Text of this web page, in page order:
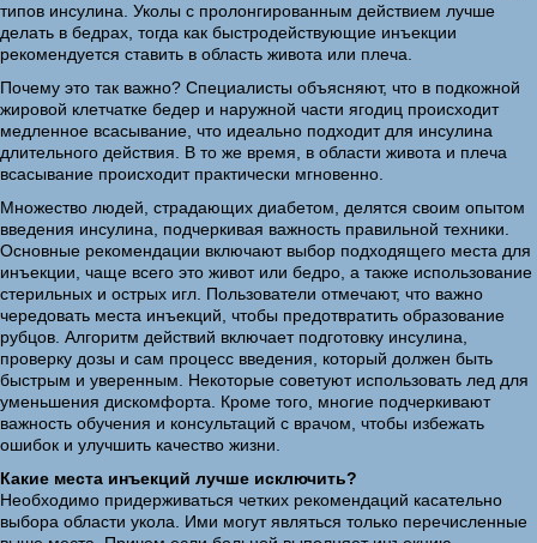
типов инсулина. Уколы с пролонгированным действием лучше
делать в бедрах, тогда как быстродействующие инъекции
рекомендуется ставить в область живота или плеча.
Почему это так важно? Специалисты объясняют, что в подкожной
жировой клетчатке бедер и наружной части ягодиц происходит
медленное всасывание, что идеально подходит для инсулина
длительного действия. В то же время, в области живота и плеча
всасывание происходит практически мгновенно.
Множество людей, страдающих диабетом, делятся своим опытом
введения инсулина, подчеркивая важность правильной техники.
Основные рекомендации включают выбор подходящего места для
инъекции, чаще всего это живот или бедро, а также использование
стерильных и острых игл. Пользователи отмечают, что важно
чередовать места инъекций, чтобы предотвратить образование
рубцов. Алгоритм действий включает подготовку инсулина,
проверку дозы и сам процесс введения, который должен быть
быстрым и уверенным. Некоторые советуют использовать лед для
уменьшения дискомфорта. Кроме того, многие подчеркивают
важность обучения и консультаций с врачом, чтобы избежать
ошибок и улучшить качество жизни.
Какие места инъекций лучше исключить?
Необходимо придерживаться четких рекомендаций касательно
выбора области укола. Ими могут являться только перечисленные